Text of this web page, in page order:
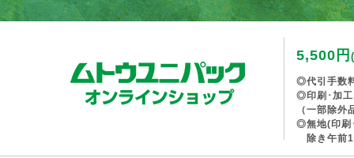
5,500円
◎代引手数
◎印刷･加工
（一部除外
◎無地(印刷
除き午前